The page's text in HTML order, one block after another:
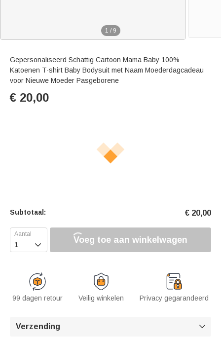
1 / 9
Gepersonaliseerd Schattig Cartoon Mama Baby 100%
Katoenen T-shirt Baby Bodysuit met Naam Moederdagcadeau
voor Nieuwe Moeder Pasgeborene
€ 20,00
Subtotaal: € 20,00
 Voeg toe aan winkelwagen
99 dagen retour Veilig winkelen Privacy gegarandeerd
Verzending 